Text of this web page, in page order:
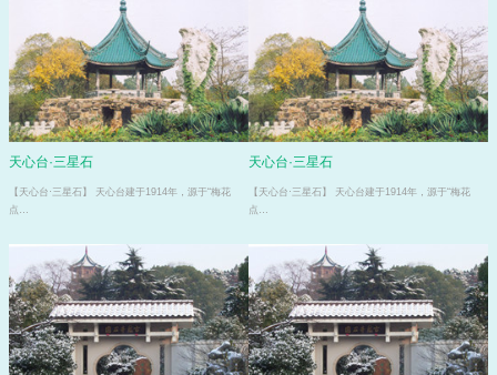
天心台·三星石
【天心台·三星石】 天心台建于1914年，源于“梅花
点…
天心台·三星石
【天心台·三星石】 天心台建于1914年，源于“梅花
点…